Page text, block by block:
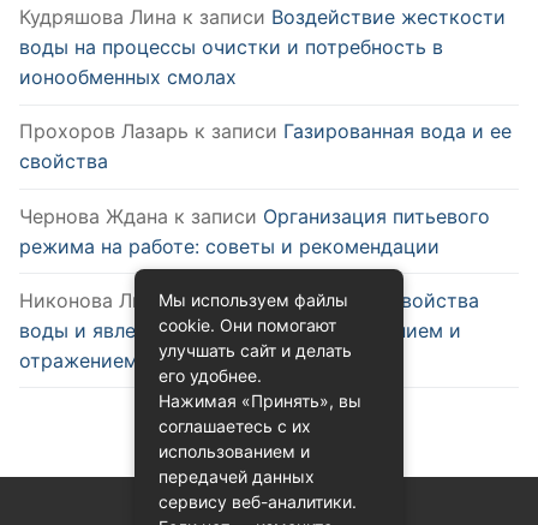
Кудряшова Лина к записи Воздействие жесткости
воды на процессы очистки и потребность в
ионообменных смолах
Прохоров Лазарь к записи Газированная вода и ее
свойства
Чернова Ждана к записи Организация питьевого
режима на работе: советы и рекомендации
Никонова Лианак записиОптические свойства
воды и явления, связанные с преломлением и
отражением
Мы используем файлы
cookie. Они помогают
улучшать сайт и делать
его удобнее.
Нажимая «Принять», вы
соглашаетесь с их
использованием и
передачей данных
сервису веб-аналитики.